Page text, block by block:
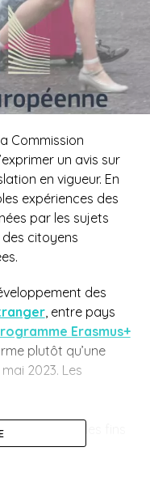
Commission
un avis sur
en vigueur. En
expériences des
par les sujets
citoyens
des
, entre pays
Erasmus+
plutôt qu’une
2023. Les
mobilité à des fins
les surmonter;